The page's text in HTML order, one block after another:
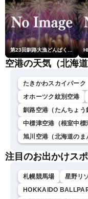
第23回釧路大漁どんぱく花火大会 ～道新・光と音のファンタジー～
空港の天気（北海道
たきかわスカイパーク
オホーツク紋別空港
釧路空港（たんちょう
中標津空港（根室中標
旭川空港（北海道のま
注目のお出かけス
札幌競馬場 星野リ
HOKKAIDO